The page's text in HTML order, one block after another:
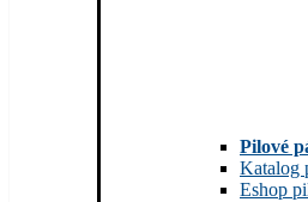
Pilové
Katalog
Eshop